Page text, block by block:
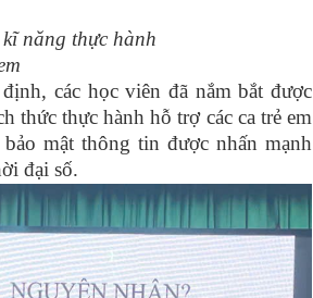
năng thực hành
các học viên đã nắm bắt được
thức thực hành hỗ trợ các ca trẻ em
mật thông tin được nhấn mạnh
đại số.